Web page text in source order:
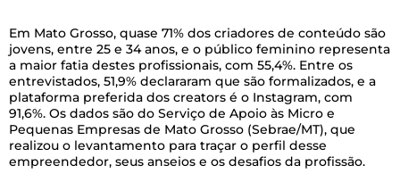
Em Mato Grosso, quase 71% dos criadores de conteúdo são
jovens, entre 25 e 34 anos, e o público feminino representa
a maior fatia destes profissionais, com 55,4%. Entre os
entrevistados, 51,9% declararam que são formalizados, e a
plataforma preferida dos creators é o Instagram, com
91,6%. Os dados são do Serviço de Apoio às Micro e
Pequenas Empresas de Mato Grosso (Sebrae/MT), que
realizou o levantamento para traçar o perfil desse
empreendedor, seus anseios e os desafios da profissão.